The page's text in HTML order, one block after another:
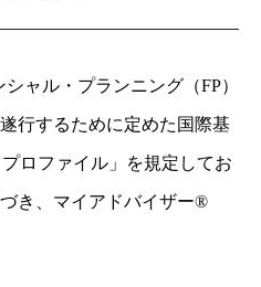
ャル・プランニング（FP）
行するために定めた国際基
ロファイル」を規定してお
き、マイアドバイザー®